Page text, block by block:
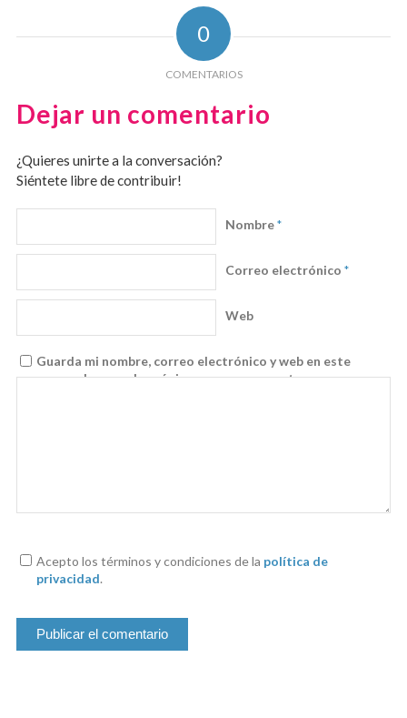
0
COMENTARIOS
Dejar un comentario
¿Quieres unirte a la conversación?
Siéntete libre de contribuir!
Nombre*
Correo electrónico *
Web
Guarda mi nombre, correo electrónico y web en este
navegador para la próxima vez que comente.
Acepto los términos y condiciones de la política de
privacidad.